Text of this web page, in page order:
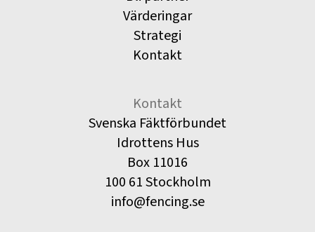
Värderingar
Strategi
Kontakt
Kontakt
Svenska Fäktförbundet
Idrottens Hus
Box 11016
100 61 Stockholm
info@fencing.se